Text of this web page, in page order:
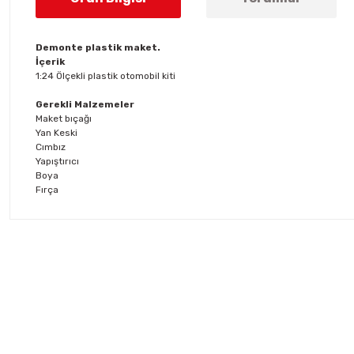
Demonte plastik maket.
İçerik
1:24 Ölçekli plastik otomobil kiti
Gerekli Malzemeler
Maket bıçağı
Yan Keski
Cımbız
Yapıştırıcı
Boya
Fırça